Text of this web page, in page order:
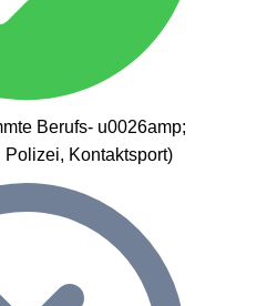
Berufs- u0026amp;
Polizei, Kontaktsport)